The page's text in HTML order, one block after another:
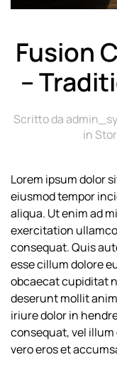
Fusion
–
Scritto da
in
Lorem ipsum dolor
eiusmod tempor
aliqua. Ut enim ad
exercitation
consequat. Quis
esse cillum dolore
obcaecat cupiditat
deserunt mollit
iriure dolor in
consequat, vel
vero eros et